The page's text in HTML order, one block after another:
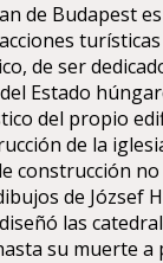
de Budapest
de ser
Estado
del propio
de la
construcción
de József
las
su muerte a